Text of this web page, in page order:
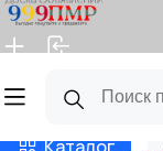
Главная